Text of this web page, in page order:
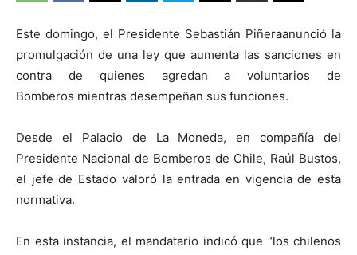
Este domingo, el Presidente Sebastián Piñeraanunció la
promulgación de una ley que aumenta las sanciones en
contra de quienes agredan a voluntarios de
Bomberos mientras desempeñan sus funciones.
Desde el Palacio de La Moneda, en compañía del
Presidente Nacional de Bomberos de Chile, Raúl Bustos,
el jefe de Estado valoró la entrada en vigencia de esta
normativa.
En esta instancia, el mandatario indicó que “los chilenos